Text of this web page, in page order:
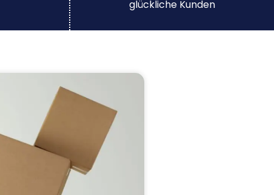
glückliche Kunden